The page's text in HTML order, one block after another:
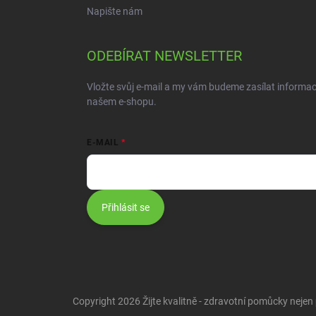
Napište nám
ODEBÍRAT NEWSLETTER
Vložte svůj e-mail a my vám budeme zasílat
našem e-shopu.
E-MAIL
Přihlásit se
Copyright 2026 Žijte kvalitně - zdravotní pomůcky nejen